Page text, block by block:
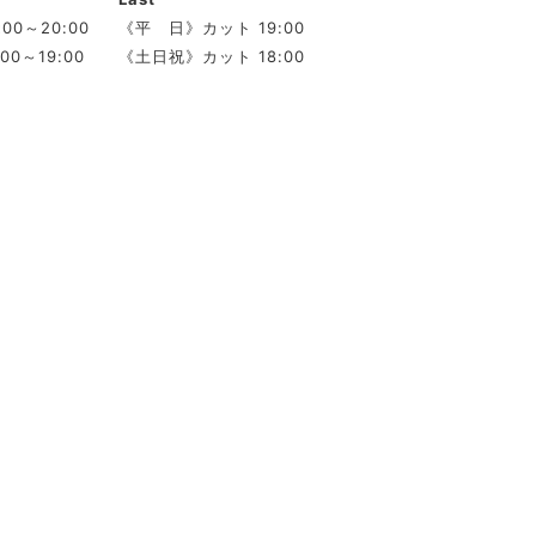
～20:00
～19:00
《平 日》カット 19:00
《土日祝》カット 18:00